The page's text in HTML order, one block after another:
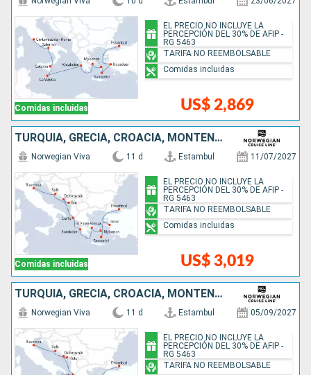
Comidas incluidas US$ 2,869
EL PRECIO NO INCLUYE LA
PERCEPCIÓN DEL 30% DE AFIP -
RG 5463
TARIFA NO REEMBOLSABLE
Comidas incluidas
TURQUÍA, GRECIA, CROACIA, MONTENEGRO, ITALIA
Comidas incluidas
Norwegian Viva 11 d Estambul 11/07/2027
US$ 3,019
EL PRECIO NO INCLUYE LA
PERCEPCIÓN DEL 30% DE AFIP -
RG 5463
TARIFA NO REEMBOLSABLE
Comidas incluidas
TURQUÍA, GRECIA, CROACIA, MONTENEGRO, ITALIA
Norwegian Viva 11 d Estambul 05/09/2027
EL PRECIO NO INCLUYE LA
PERCEPCIÓN DEL 30% DE AFIP -
RG 5463
TARIFA NO REEMBOLSABLE